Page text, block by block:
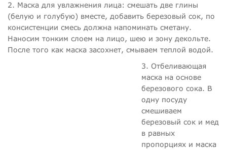
2. Маска для увлажнения лица: смешать две глины
(белую и голубую) вместе, добавить березовый сок, по
консистенции смесь должна напоминать сметану.
Наносим тонким слоем на лицо, шею и зону декольте.
После того как маска засохнет, смываем теплой водой.
3. Отбеливающая
маска на основе
березового сока. В
одну посуду
смешиваем
березовый сок и мед
в равных
пропорциях и маска